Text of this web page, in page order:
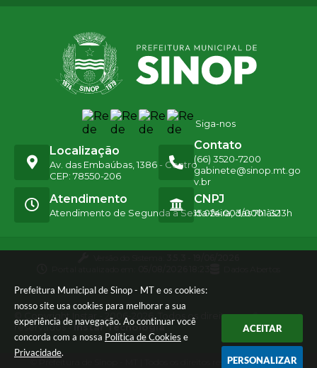
Prefeitura Municipal de Sinop - MT e os cookies:
nosso site usa cookies para melhorar a sua
experiência de navegação. Ao continuar você
concorda com a nossa Política de Cookies e
Privacidade.
ACEITAR
PERSONALIZAR
Siga-nos
Localização
Av. das Embaúbas, 1386 - Centro
CEP: 78550-206
Contato
(66) 3520-7200
gabinete@sinop.mt.go
v.br
Atendimento
Atendimento de Segunda a Sexta-feira, das 7h às 13h
CNPJ
15.024.003/0001-32
© Copyright Instar - 2006-2026. Todos os direitos
reservados - Instar Tecnologia